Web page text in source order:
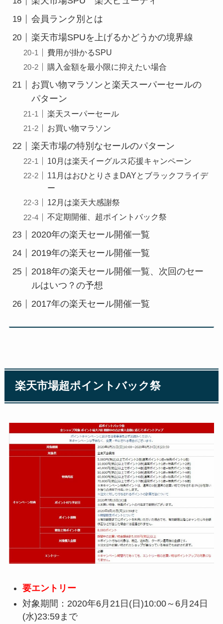
会員ランク別とは
楽天市場SPUを上げるかどうかの境界線
費用が掛かるSPU
購入金額を最小限に抑えたい場合
お買い物マラソンと楽天スーパーセールの
パターン
楽天スーパーセール
お買い物マラソン
楽天市場の特別なセールのパターン
10月は楽天イーグルス応援キャンペーン
11月はおひとりさまDAYとブラックフライデ
ー
12月は楽天大感謝祭
不定期開催、超ポイントバック祭
2020年の楽天セール開催一覧
2019年の楽天セール開催一覧
2018年の楽天セール開催一覧、次回のセー
ルはいつ？の予想
2017年の楽天セール開催一覧
楽天市場超ポイントバック祭
要エントリー
対象期間：2020年6月21日(日)10:00～6月24日
(水)23:59まで